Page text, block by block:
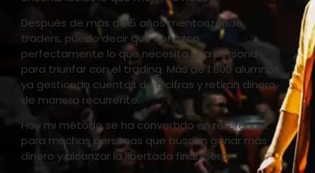
Después de más de 5 años mentorizando
traders, puedo decir que conozco
perfectamente lo que necesita una persona
para triunfar con el trading. Más de 1.800 alumnos
ya gestionan cuentas de 6 cifras y retiran dinero
de manera recurrente.
Hoy mi método se ha convertido en referencia
para muchas personas que buscan ganar más
dinero y alcanzar la libertada financiera.